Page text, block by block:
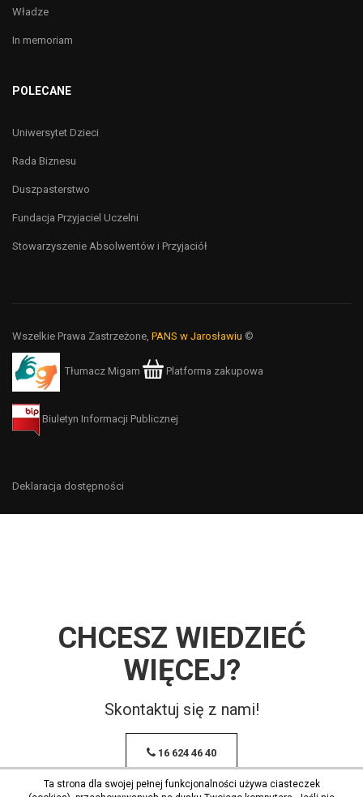
Władze
In memoriam
POLECANE
Uniwersytet Dzieci
Rada Biznesu
Duszpasterstwo
Fundacja Przyjaciel Uczelni
Stowarzyszenie Absolwentów i Przyjaciół
Wszelkie Prawa Zastrzeżone, PANS w Jarosławiu ©
Tłumacz Migam Platforma zakupowa
Biuletyn Informacji Publicznej
Deklaracja dostępności
CHCESZ WIEDZIEĆ
WIĘCEJ?
Skontaktuj się z nami!
16 624 46 40
Ta strona dla swojej pełnej funkcjonalności używa ciasteczek